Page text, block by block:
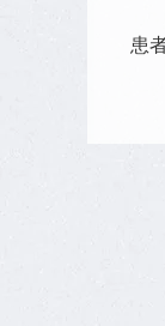
患
爪